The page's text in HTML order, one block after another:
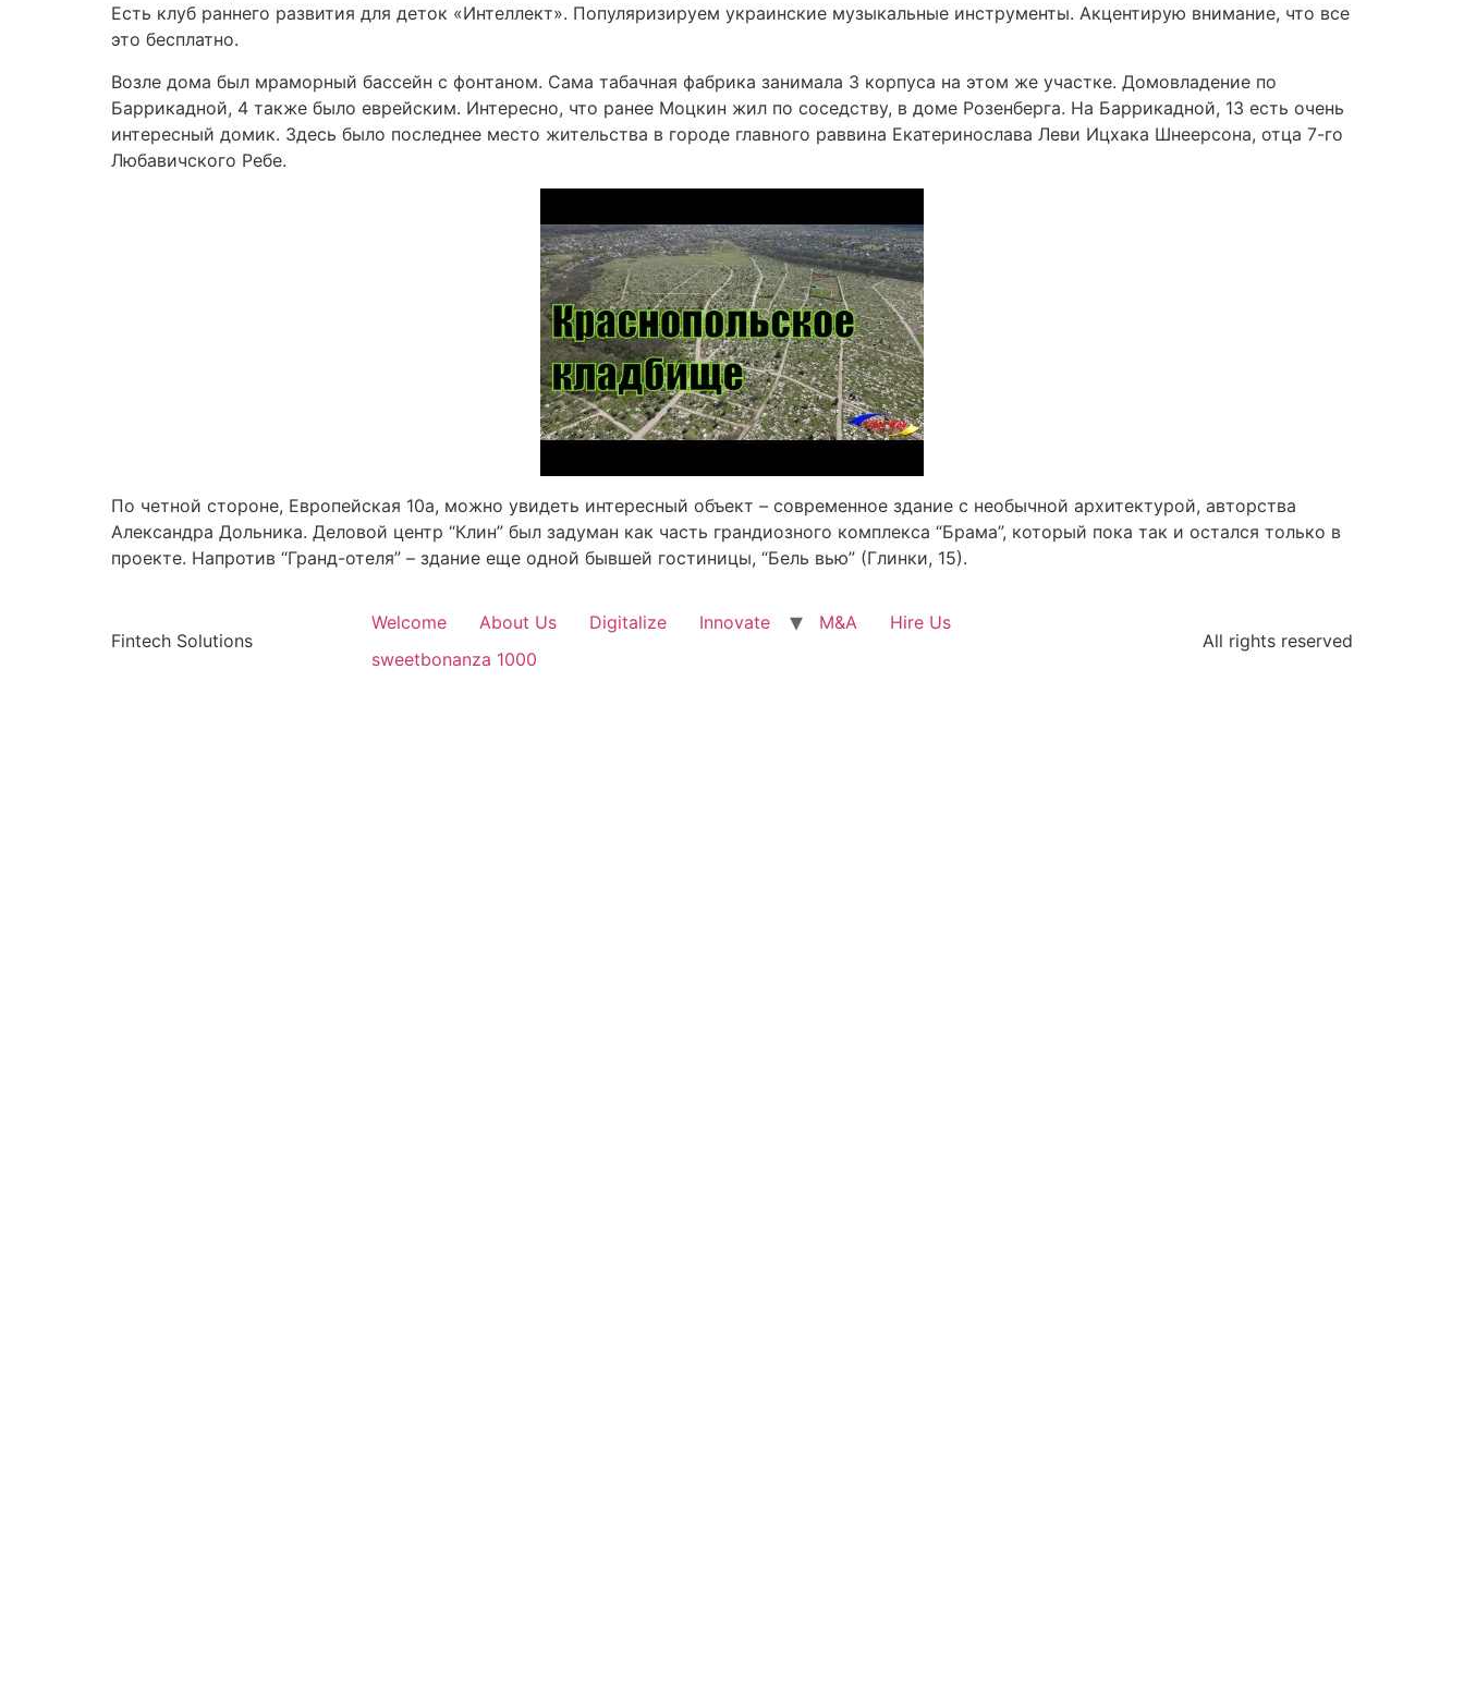
Есть клуб раннего развития для деток «Интеллект». Популяризируем украинские музыкальные инструменты. Акцентирую внимание, что все
это бесплатно.
Возле дома был мраморный бассейн с фонтаном. Сама табачная фабрика занимала 3 корпуса на этом же участке. Домовладение по
Баррикадной, 4 также было еврейским. Интересно, что ранее Моцкин жил по соседству, в доме Розенберга. На Баррикадной, 13 есть очень
интересный домик. Здесь было последнее место жительства в городе главного раввина Екатеринослава Леви Ицхака Шнеерсона, отца 7-го
Любавичского Ребе.
По четной стороне, Европейская 10а, можно увидеть интересный объект – современное здание с необычной архитектурой, авторства
Александра Дольника. Деловой центр “Клин” был задуман как часть грандиозного комплекса “Брама”, который пока так и остался только в
проекте. Напротив “Гранд-отеля” – здание еще одной бывшей гостиницы, “Бель вью” (Глинки, 15).
Fintech Solutions
Welcome About Us Digitalize Innovate M&A
Hire Us
sweetbonanza 1000
All rights reserved